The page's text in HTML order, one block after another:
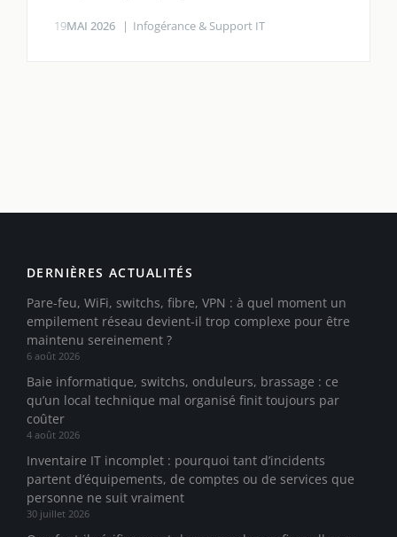
19MAI 2026 Infogérance & Support IT
DERNIÈRES ACTUALITÉS
Pare-feu, WiFi, switchs, fibre, VPN : à quel moment un
empilement réseau devient-il trop complexe pour être
maintenu sereinement ?
6 août 2026
Baie informatique, switchs, onduleurs, brassage : ce
qu’un local technique mal organisé finit toujours par
coûter
4 août 2026
Inventaire IT incomplet : pourquoi tant d’incidents
partent d’équipements, de comptes ou de services que
personne ne suit vraiment
30 juillet 2026